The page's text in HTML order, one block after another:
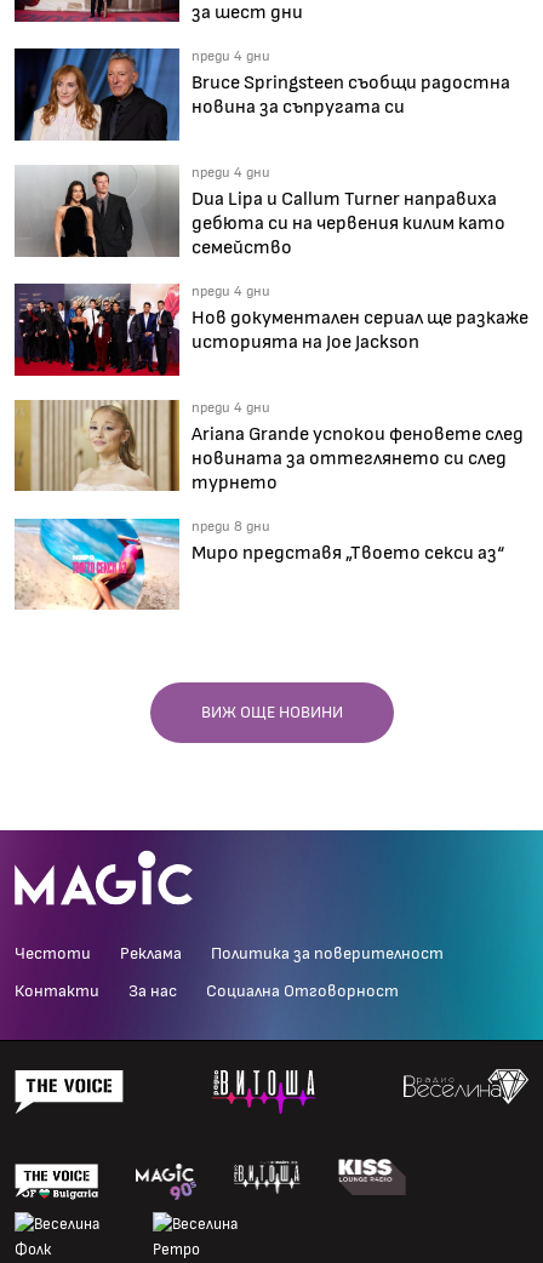
за шест дни
преди 4 дни
Bruce Springsteen съобщи радостна
новина за съпругата си
преди 4 дни
Dua Lipa и Callum Turner направиха
дебюта си на червения килим като
семейство
преди 4 дни
Нов документален сериал ще разкаже
историята на Joe Jackson
преди 4 дни
Ariana Grande успокои феновете след
новината за оттеглянето си след
турнето
преди 8 дни
Миро представя „Твоето секси аз“
ВИЖ ОЩЕ НОВИНИ
Честоти Реклама Политика за поверителност
Контакти За нас Социална Отговорност